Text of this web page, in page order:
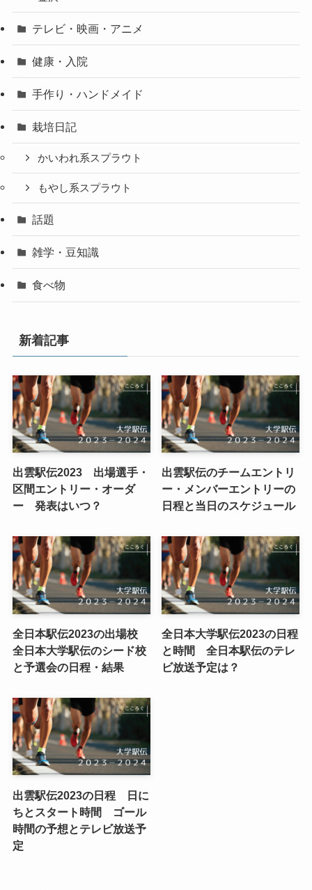
テレビ・映画・アニメ
健康・入院
手作り・ハンドメイド
栽培日記
かいわれ系スプラウト
もやし系スプラウト
話題
雑学・豆知識
食べ物
新着記事
出雲駅伝2023 出場選手・
区間エントリー・オーダ
ー 発表はいつ？
出雲駅伝のチームエントリ
ー・メンバーエントリーの
日程と当日のスケジュール
全日本駅伝2023の出場校
全日本大学駅伝のシード校
と予選会の日程・結果
全日本大学駅伝2023の日程
と時間 全日本駅伝のテレ
ビ放送予定は？
出雲駅伝2023の日程 日に
ちとスタート時間 ゴール
時間の予想とテレビ放送予
定